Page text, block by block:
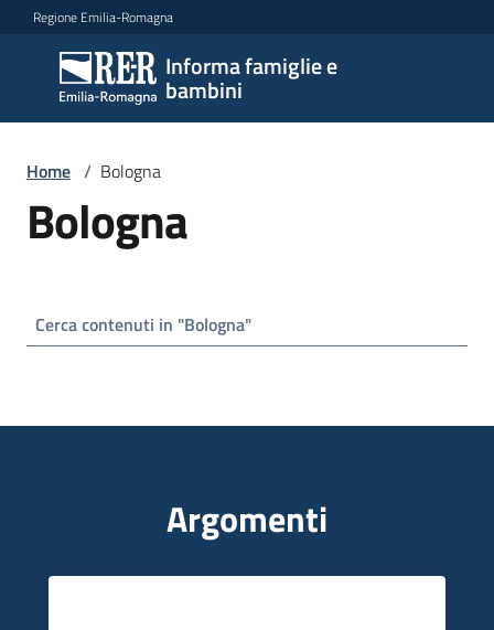
Vai al contenuto
Vai alla navigazione
Vai al footer
Regione Emilia-Romagna
Informa famiglie e
bambini
Informa
famiglie
e
bambini
Servizi
per
Informazioni
Home / Bologna
Bologna
Argomenti